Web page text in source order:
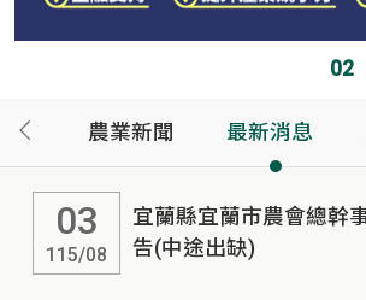
02
農業新聞 最新消息
115/08
03
宜蘭縣宜蘭市農會總幹
告(中途出缺)